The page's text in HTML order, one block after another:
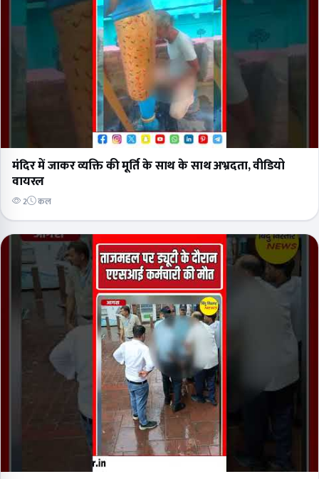
मंदिर में जाकर व्यक्ति की मूर्ति के साथ के साथ अभ्रदता, वीडियो
वायरल
2 कल